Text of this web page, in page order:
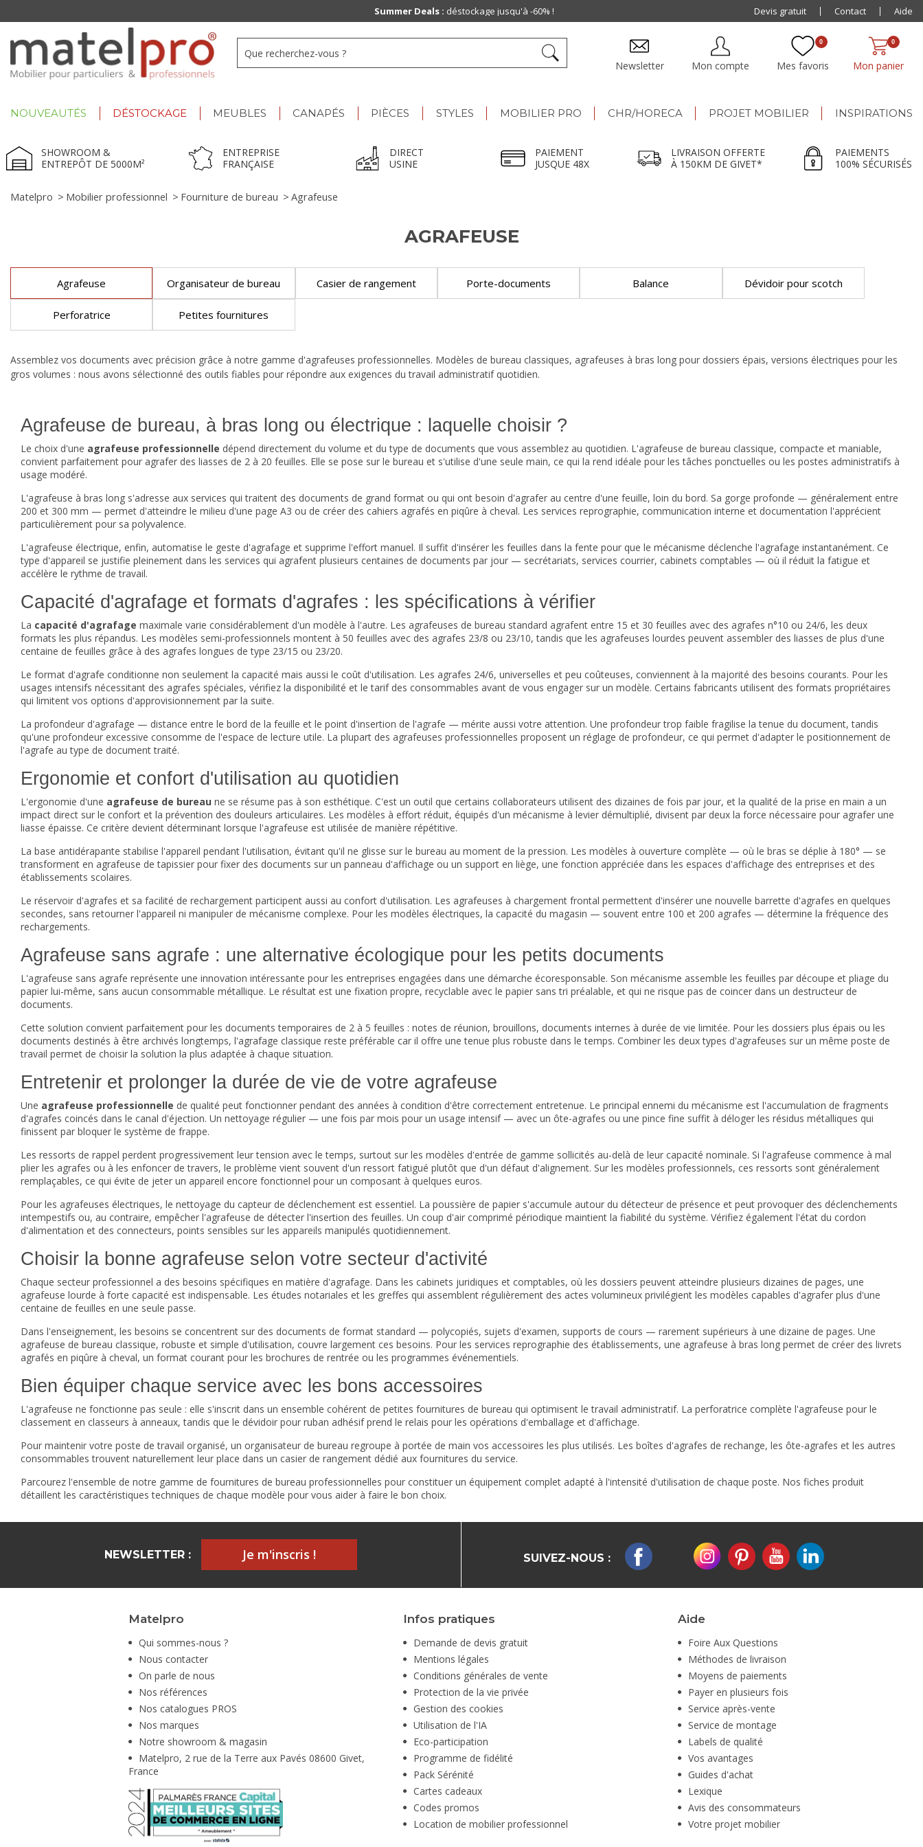
Mon panier
0
Mes favoris
0
Mon compte
Newsletter
NOUVEAUTÉS DÉSTOCKAGE MEUBLES CANAPÉS PIÈCES STYLES MOBILIER PRO CHR/HORECA PROJET MOBILIER INSPIRATIONS
SHOWROOM &
ENTREPÔT DE 5000M²
ENTREPRISE
FRANÇAISE
DIRECT
USINE
PAIEMENT
JUSQUE 48X
LIVRAISON OFFERTE
À 150KM DE GIVET*
PAIEMENTS
100% SÉCURISÉS
Matelpro > Mobilier professionnel > Fourniture de bureau > Agrafeuse
AGRAFEUSE
Agrafeuse Organisateur de bureau Casier de rangement Porte-documents Balance Dévidoir pour scotch
Perforatrice Petites fournitures
Assemblez vos documents avec précision grâce à notre gamme d'agrafeuses professionnelles. Modèles de bureau classiques, agrafeuses à bras long pour dossiers épais, versions électriques pour les
gros volumes : nous avons sélectionné des outils fiables pour répondre aux exigences du travail administratif quotidien.
Agrafeuse de bureau, à bras long ou électrique : laquelle choisir ?
Le choix d'une agrafeuse professionnelle dépend directement du volume et du type de documents que vous assemblez au quotidien. L'agrafeuse de bureau classique, compacte et maniable,
convient parfaitement pour agrafer des liasses de 2 à 20 feuilles. Elle se pose sur le bureau et s'utilise d'une seule main, ce qui la rend idéale pour les tâches ponctuelles ou les postes administratifs à
usage modéré.
L'agrafeuse à bras long s'adresse aux services qui traitent des documents de grand format ou qui ont besoin d'agrafer au centre d'une feuille, loin du bord. Sa gorge profonde — généralement entre
200 et 300 mm — permet d'atteindre le milieu d'une page A3 ou de créer des cahiers agrafés en piqûre à cheval. Les services reprographie, communication interne et documentation l'apprécient
particulièrement pour sa polyvalence.
L'agrafeuse électrique, enfin, automatise le geste d'agrafage et supprime l'effort manuel. Il suffit d'insérer les feuilles dans la fente pour que le mécanisme déclenche l'agrafage instantanément. Ce
type d'appareil se justifie pleinement dans les services qui agrafent plusieurs centaines de documents par jour — secrétariats, services courrier, cabinets comptables — où il réduit la fatigue et
accélère le rythme de travail.
Capacité d'agrafage et formats d'agrafes : les spécifications à vérifier
La capacité d'agrafage maximale varie considérablement d'un modèle à l'autre. Les agrafeuses de bureau standard agrafent entre 15 et 30 feuilles avec des agrafes n°10 ou 24/6, les deux
formats les plus répandus. Les modèles semi-professionnels montent à 50 feuilles avec des agrafes 23/8 ou 23/10, tandis que les agrafeuses lourdes peuvent assembler des liasses de plus d'une
centaine de feuilles grâce à des agrafes longues de type 23/15 ou 23/20.
Le format d'agrafe conditionne non seulement la capacité mais aussi le coût d'utilisation. Les agrafes 24/6, universelles et peu coûteuses, conviennent à la majorité des besoins courants. Pour les
usages intensifs nécessitant des agrafes spéciales, vérifiez la disponibilité et le tarif des consommables avant de vous engager sur un modèle. Certains fabricants utilisent des formats propriétaires
qui limitent vos options d'approvisionnement par la suite.
La profondeur d'agrafage — distance entre le bord de la feuille et le point d'insertion de l'agrafe — mérite aussi votre attention. Une profondeur trop faible fragilise la tenue du document, tandis
qu'une profondeur excessive consomme de l'espace de lecture utile. La plupart des agrafeuses professionnelles proposent un réglage de profondeur, ce qui permet d'adapter le positionnement de
l'agrafe au type de document traité.
Ergonomie et confort d'utilisation au quotidien
L'ergonomie d'une agrafeuse de bureau ne se résume pas à son esthétique. C'est un outil que certains collaborateurs utilisent des dizaines de fois par jour, et la qualité de la prise en main a un
impact direct sur le confort et la prévention des douleurs articulaires. Les modèles à effort réduit, équipés d'un mécanisme à levier démultiplié, divisent par deux la force nécessaire pour agrafer une
liasse épaisse. Ce critère devient déterminant lorsque l'agrafeuse est utilisée de manière répétitive.
La base antidérapante stabilise l'appareil pendant l'utilisation, évitant qu'il ne glisse sur le bureau au moment de la pression. Les modèles à ouverture complète — où le bras se déplie à 180° — se
transforment en agrafeuse de tapissier pour fixer des documents sur un panneau d'affichage ou un support en liège, une fonction appréciée dans les espaces d'affichage des entreprises et des
établissements scolaires.
Le réservoir d'agrafes et sa facilité de rechargement participent aussi au confort d'utilisation. Les agrafeuses à chargement frontal permettent d'insérer une nouvelle barrette d'agrafes en quelques
secondes, sans retourner l'appareil ni manipuler de mécanisme complexe. Pour les modèles électriques, la capacité du magasin — souvent entre 100 et 200 agrafes — détermine la fréquence des
rechargements.
Agrafeuse sans agrafe : une alternative écologique pour les petits documents
L'agrafeuse sans agrafe représente une innovation intéressante pour les entreprises engagées dans une démarche écoresponsable. Son mécanisme assemble les feuilles par découpe et pliage du
papier lui-même, sans aucun consommable métallique. Le résultat est une fixation propre, recyclable avec le papier sans tri préalable, et qui ne risque pas de coincer dans un destructeur de
documents.
Cette solution convient parfaitement pour les documents temporaires de 2 à 5 feuilles : notes de réunion, brouillons, documents internes à durée de vie limitée. Pour les dossiers plus épais ou les
documents destinés à être archivés longtemps, l'agrafage classique reste préférable car il offre une tenue plus robuste dans le temps. Combiner les deux types d'agrafeuses sur un même poste de
travail permet de choisir la solution la plus adaptée à chaque situation.
Entretenir et prolonger la durée de vie de votre agrafeuse
Une agrafeuse professionnelle de qualité peut fonctionner pendant des années à condition d'être correctement entretenue. Le principal ennemi du mécanisme est l'accumulation de fragments
d'agrafes coincés dans le canal d'éjection. Un nettoyage régulier — une fois par mois pour un usage intensif — avec un ôte-agrafes ou une pince fine suffit à déloger les résidus métalliques qui
finissent par bloquer le système de frappe.
Les ressorts de rappel perdent progressivement leur tension avec le temps, surtout sur les modèles d'entrée de gamme sollicités au-delà de leur capacité nominale. Si l'agrafeuse commence à mal
plier les agrafes ou à les enfoncer de travers, le problème vient souvent d'un ressort fatigué plutôt que d'un défaut d'alignement. Sur les modèles professionnels, ces ressorts sont généralement
remplaçables, ce qui évite de jeter un appareil encore fonctionnel pour un composant à quelques euros.
Pour les agrafeuses électriques, le nettoyage du capteur de déclenchement est essentiel. La poussière de papier s'accumule autour du détecteur de présence et peut provoquer des déclenchements
intempestifs ou, au contraire, empêcher l'agrafeuse de détecter l'insertion des feuilles. Un coup d'air comprimé périodique maintient la fiabilité du système. Vérifiez également l'état du cordon
d'alimentation et des connecteurs, points sensibles sur les appareils manipulés quotidiennement.
Choisir la bonne agrafeuse selon votre secteur d'activité
Chaque secteur professionnel a des besoins spécifiques en matière d'agrafage. Dans les cabinets juridiques et comptables, où les dossiers peuvent atteindre plusieurs dizaines de pages, une
agrafeuse lourde à forte capacité est indispensable. Les études notariales et les greffes qui assemblent régulièrement des actes volumineux privilégient les modèles capables d'agrafer plus d'une
centaine de feuilles en une seule passe.
Dans l'enseignement, les besoins se concentrent sur des documents de format standard — polycopiés, sujets d'examen, supports de cours — rarement supérieurs à une dizaine de pages. Une
agrafeuse de bureau classique, robuste et simple d'utilisation, couvre largement ces besoins. Pour les services reprographie des établissements, une agrafeuse à bras long permet de créer des livrets
agrafés en piqûre à cheval, un format courant pour les brochures de rentrée ou les programmes événementiels.
Bien équiper chaque service avec les bons accessoires
L'agrafeuse ne fonctionne pas seule : elle s'inscrit dans un ensemble cohérent de petites fournitures de bureau qui optimisent le travail administratif. La perforatrice complète l'agrafeuse pour le
classement en classeurs à anneaux, tandis que le dévidoir pour ruban adhésifprend le relais pour les opérations d'emballage et d'affichage.
Pour maintenir votre poste de travail organisé, un organisateur de bureau regroupe à portée de main vos accessoires les plus utilisés. Les boîtes d'agrafes de rechange, les ôte-agrafes et les autres
consommables trouvent naturellement leur place dans un casier de rangement dédié aux fournitures du service.
Parcourez l'ensemble de notre gamme de fournitures de bureau professionnelles pour constituer un équipement complet adapté à l'intensité d'utilisation de chaque poste. Nos fiches produit
détaillent les caractéristiques techniques de chaque modèle pour vous aider à faire le bon choix.
Summer Deals : déstockage jusqu'à -60% ! Paiement jusqu'à48x
Devis gratuit Contact Aide
SUIVEZ-NOUS :
NEWSLETTER : Je m'inscris !
Matelpro
Qui sommes-nous ?
Nous contacter
On parle de nous
Nos références
Nos catalogues PROS
Nos marques
Notre showroom & magasin
Matelpro, 2 rue de la Terre aux Pavés 08600 Givet,
France
Infos pratiques
Demande de devis gratuit
Mentions légales
Conditions générales de vente
Protection de la vie privée
Gestion des cookies
Utilisation de l'IA
Eco-participation
Programme de fidélité
Pack Sérénité
Cartes cadeaux
Codes promos
Location de mobilier professionnel
Aide
Foire Aux Questions
Méthodes de livraison
Moyens de paiements
Payer en plusieurs fois
Service après-vente
Service de montage
Labels de qualité
Vos avantages
Guides d'achat
Lexique
Avis des consommateurs
Votre projet mobilier